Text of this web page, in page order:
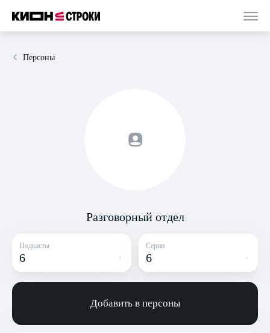
Персоны
Разговорный отдел
Подкасты
6
Серии
6
Добавить в персоны